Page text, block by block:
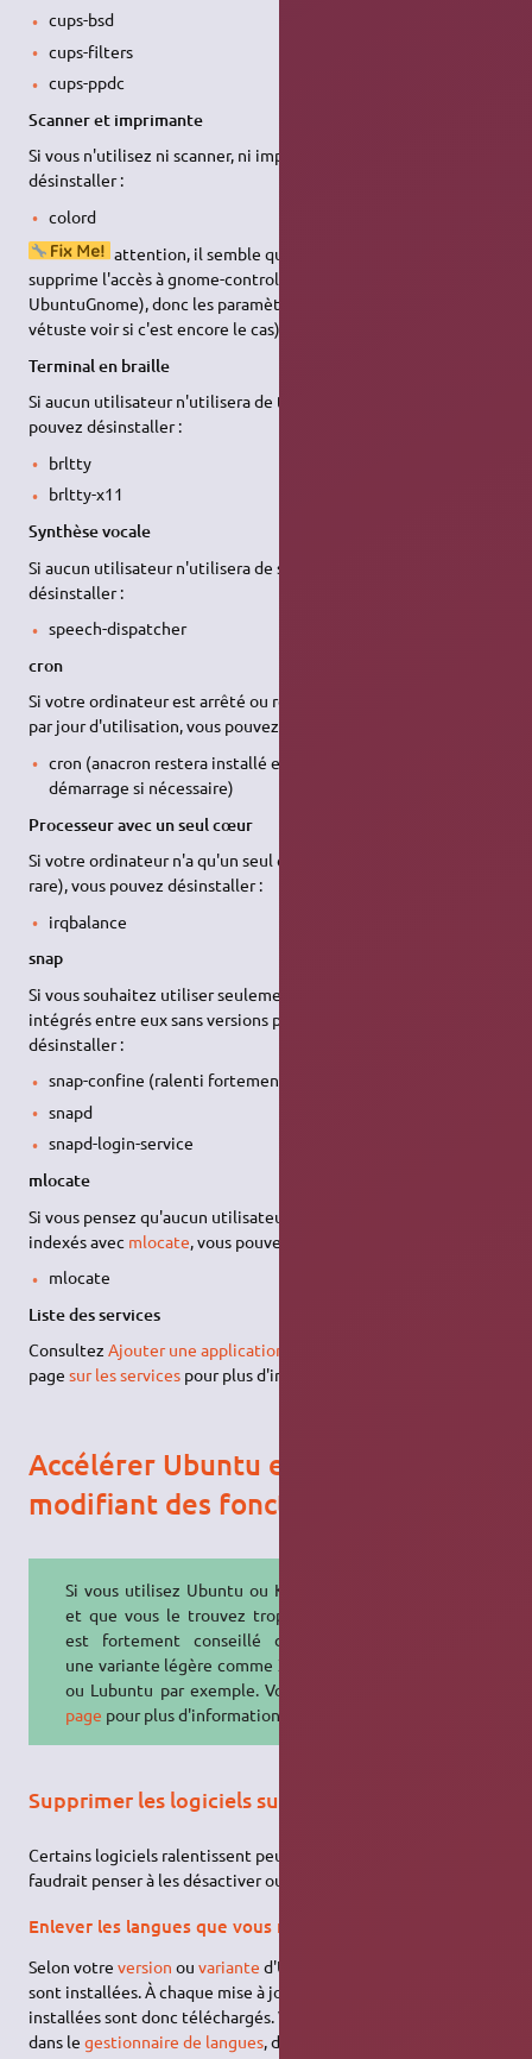
cups-bsd
cups-filters
cups-ppdc
Scanner et imprimante
Si vous n'utilisez ni scanner, ni imprimante, vous pouvez
désinstaller :
colord
attention, il semble que cette désinstallation
supprime l'accès à gnome-control-center (dans la version
UbuntuGnome), donc les paramètres généraux (problème
vétuste voir si c'est encore le cas).
Terminal en braille
Si aucun utilisateur n'utilisera de terminal en braille, vous
pouvez désinstaller :
brltty
brltty-x11
Synthèse vocale
Si aucun utilisateur n'utilisera de synthèse vocale, vous pouvez
désinstaller :
speech-dispatcher
cron
Si votre ordinateur est arrêté ou redémarré au moins une fois
par jour d'utilisation, vous pouvez désinstaller :
cron (anacron restera installé et réalisera la maintenance au
démarrage si nécessaire)
Processeur avec un seul cœur
Si votre ordinateur n'a qu'un seul cœur (c'est extrêmement
rare), vous pouvez désinstaller :
irqbalance
snap
Si vous souhaitez utiliser seulement des paquetages bien
intégrés entre eux sans versions parallèles vous pouvez
désinstaller :
snap-confine (ralenti fortement apparmor)
snapd
snapd-login-service
mlocate
Si vous pensez qu'aucun utilisateur ne recherchera des fichiers
indexés avec mlocate, vous pouvez désinstaller :
mlocate
Liste des services
ConsultezAjouter une application au démarrage
pagesur les services pour plus d'informations à ce sujet.
Accélérer Ubuntu en retirant ou
modifiant des fonctionnalités
Si vous utilisez Ubuntu ou Kubuntu,
et que vous le trouvez trop lent, il
est fortement conseillé d'essayer
une variante légère comme Xubuntu
ou Lubuntu par exemple. Voir
page pour plus d'informations.
Supprimer les logiciels superflus
Certains logiciels ralentissent peut-être votre Ubuntu : il
faudrait penser à les désactiver ou les désinstaller.
Enlever les langues que vous n'utilisez pas
Selon votreversion ouvariante d'Ubuntu, certaines langues
sont installées. À chaque mise à jour, les paquets des langues
installées sont donc téléchargés. Vous pouvez en vous rendant
dans legestionnaire de langues, désinstaller les langues que